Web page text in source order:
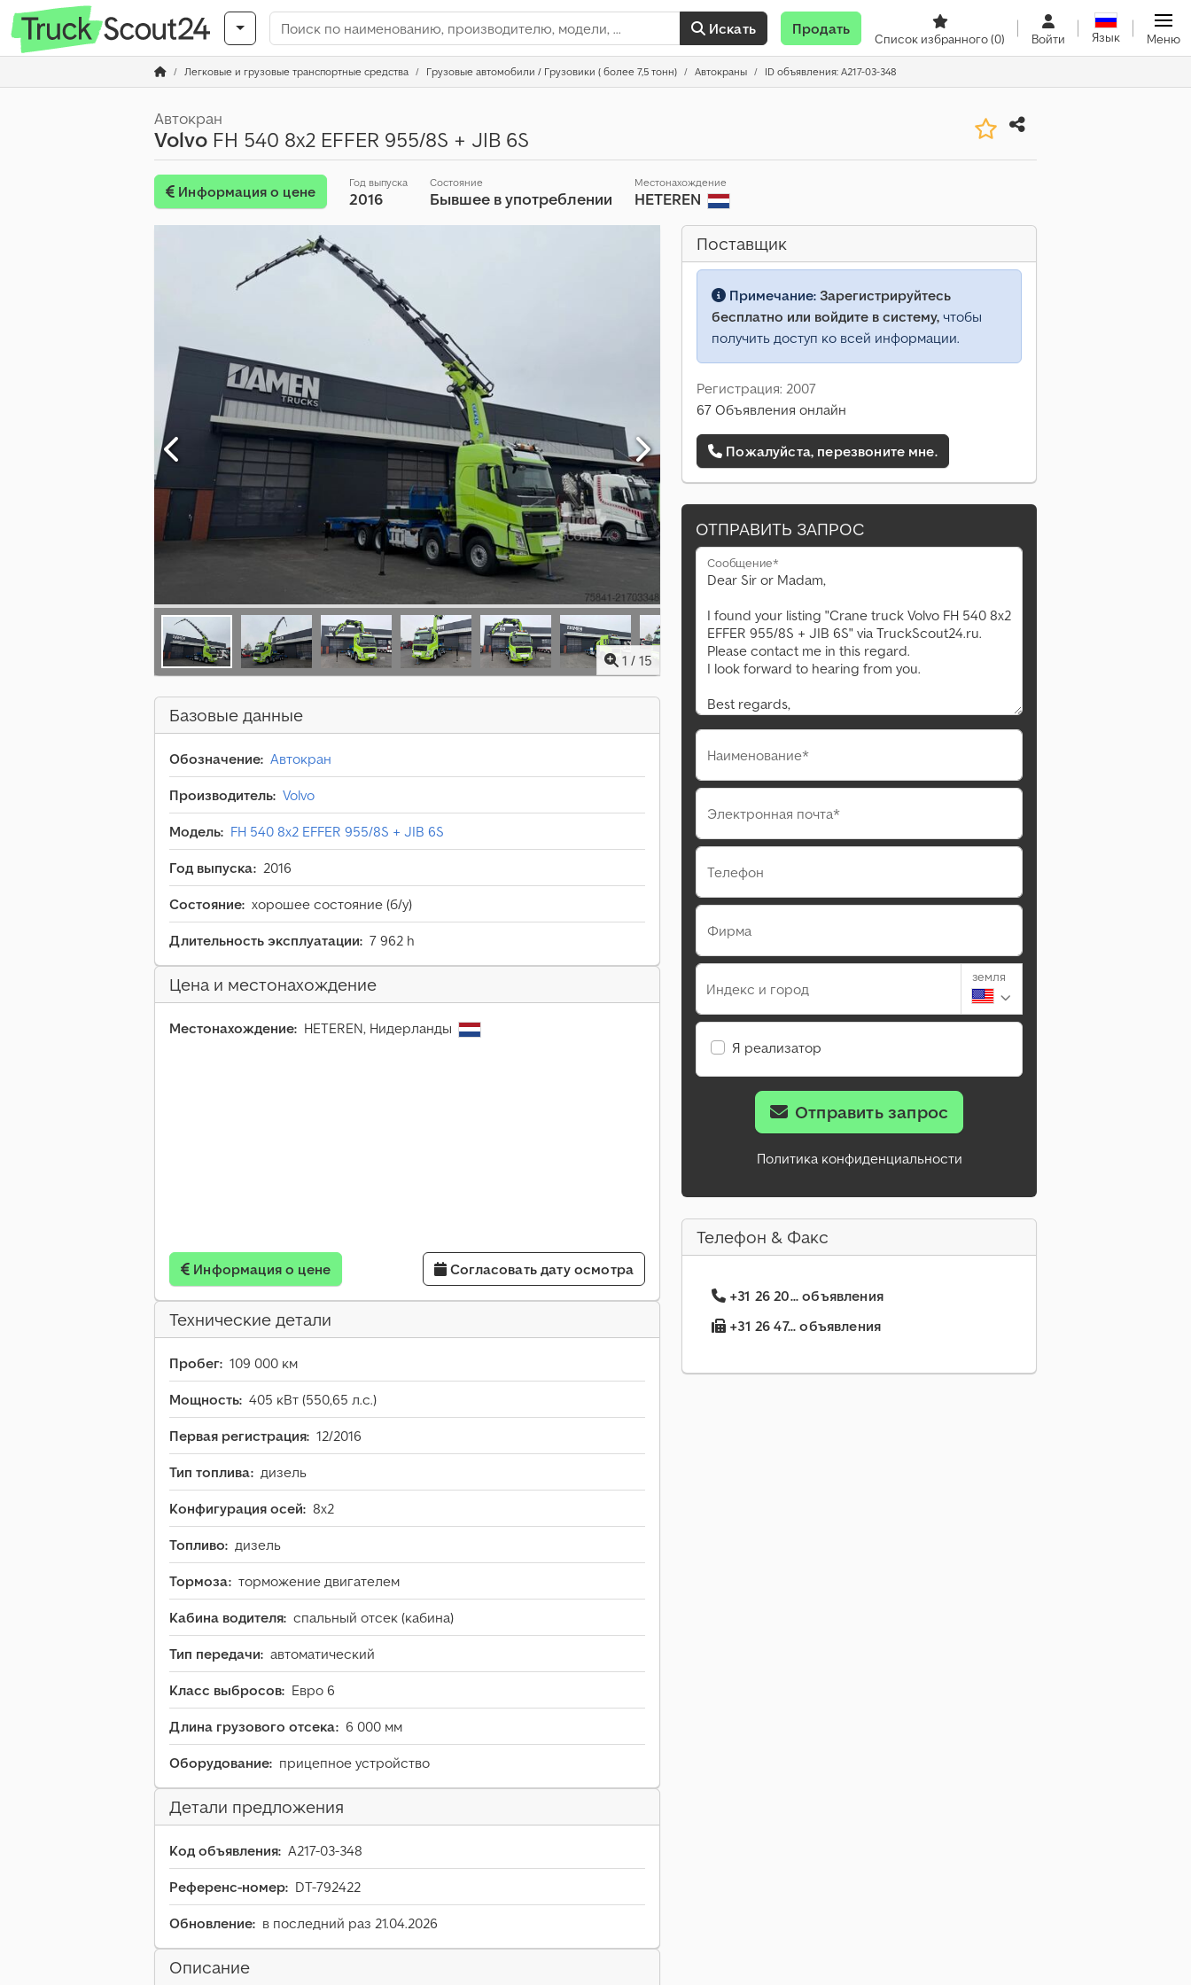
Искать Продать
Список избранного(0) Войти Язык Меню
Легковые и грузовые транспортные средства Грузовые автомобили / Грузовики ( более 7,5 тонн) Автокраны ID объявления: A217-03-348
Автокран
Volvo FH 540 8x2 EFFER 955/8S + JIB 6S
Информация о цене
Год выпуска
2016
Состояние
Бывшее в употреблении
Местонахождение
HETEREN
1 / 15
Базовые данные
Обозначение: Автокран
Производитель: Volvo
Модель: FH 540 8x2 EFFER 955/8S + JIB 6S
Год выпуска: 2016
Состояние: хорошее состояние (б/у)
Длительность эксплуатации: 7 962 h
Цена и местонахождение
Местонахождение: HETEREN, Нидерланды
Информация о цене Согласовать дату осмотра
Технические детали
Пробег: 109 000 км
Мощность: 405 кВт (550,65 л.с.)
Первая регистрация: 12/2016
Тип топлива: дизель
Конфигурация осей: 8x2
Топливо: дизель
Тормоза: торможение двигателем
Кабина водителя: спальный отсек (кабина)
Тип передачи: автоматический
Класс выбросов: Евро 6
Длина грузового отсека: 6 000 мм
Оборудование: прицепное устройство
Детали предложения
Код объявления: A217-03-348
Референс-номер: DT-792422
Обновление: в последний раз 21.04.2026
Описание
Поставщик
Примечание: Зарегистрируйтесь
бесплатно или войдите в систему, чтобы
получить доступ ко всей информации.
Регистрация: 2007
67 Объявления онлайн
Пожалуйста, перезвоните мне.
ОТПРАВИТЬ ЗАПРОС
Сообщение*
Наименование*
Электронная почта*
Телефон
Фирма
Индекс и город
земля
Я реализатор
Отправить запрос
Политика конфиденциальности
Телефон & Факс
+31 26 20... объявления
+31 26 47... объявления